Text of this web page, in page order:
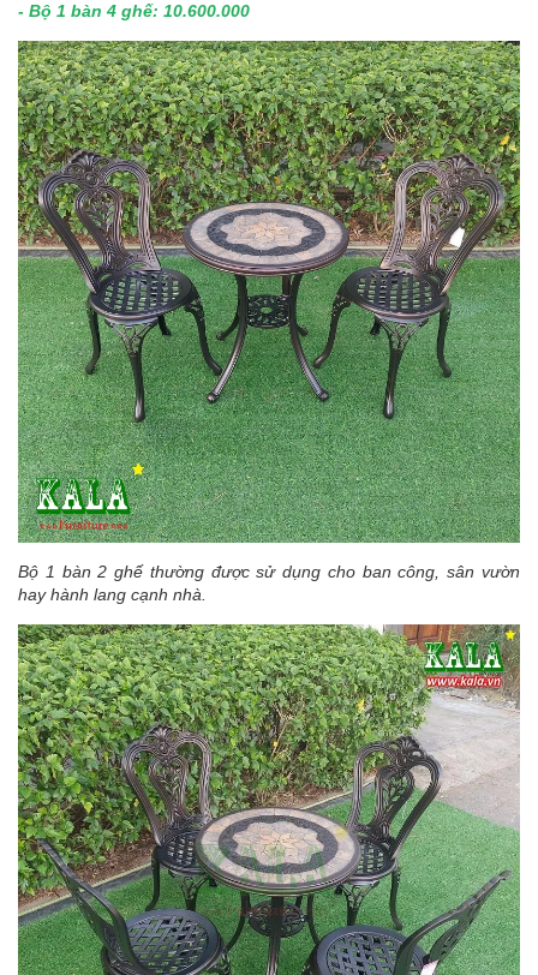
- Bộ 1 bàn 4 ghế: 10.600.000
Bộ 1 bàn 2 ghế thường được sử dụng cho ban công, sân vườn
hay hành lang cạnh nhà.